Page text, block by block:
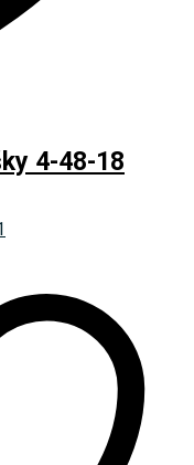
4-48-18